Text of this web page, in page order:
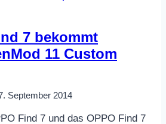
7 bekommt
11 Custom
September 2014
Find 7 und das OPPO Find 7